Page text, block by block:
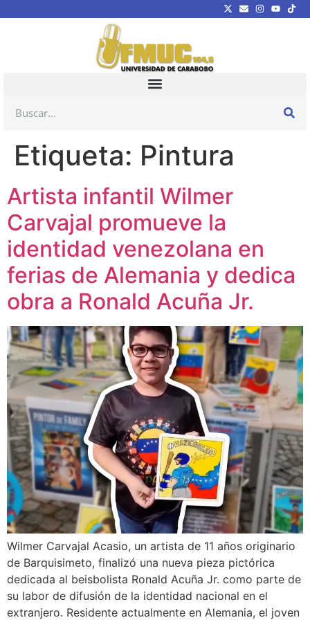
Etiqueta: Pintura
Artista infantil Wilmer
Carvajal promueve la
identidad venezolana en
ferias de Alemania y dedica
obra a Ronald Acuña Jr.
Wilmer Carvajal Acasio, un artista de 11 años originario
de Barquisimeto, finalizó una nueva pieza pictórica
dedicada al beisbolista Ronald Acuña Jr. como parte de
su labor de difusión de la identidad nacional en el
extranjero. Residente actualmente en Alemania, el joven